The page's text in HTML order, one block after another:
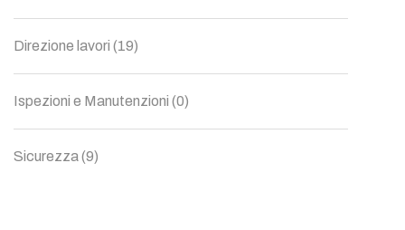
Direzione lavori (19)
Ispezioni e Manutenzioni (0)
Sicurezza(9)